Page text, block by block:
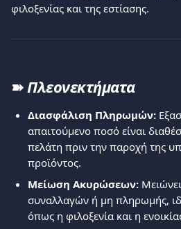
φιλοξενίας και της εστίασης.
➽ Πλεονεκτήματα
Διασφάλιση Πληρωμών:
απαιτούμενο ποσό είναι
πελάτη πριν την παροχή της
προϊόντος.
Μείωση Ακυρώσεων:
συναλλαγών ή μη πληρωμής,
όπως η φιλοξενία και η